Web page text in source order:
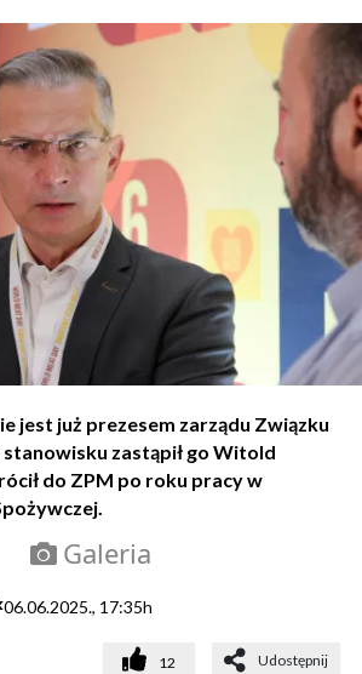
jest już prezesem zarządu Związku
stanowisku zastąpił go Witold
do ZPM po roku pracy w
Galeria
06.06.2025., 17:35h
12 Udostępnij